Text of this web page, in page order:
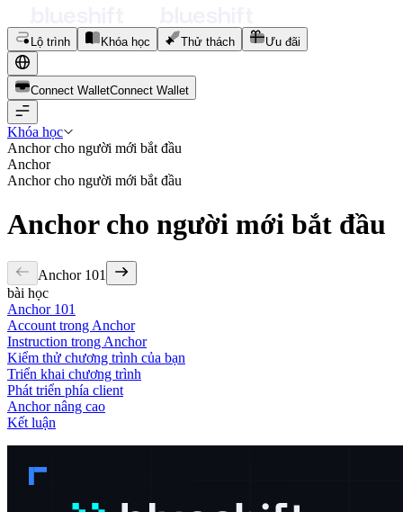
Lộ trình Khóa học Thử thách Ưu đãi
Connect WalletConnect Wal et
Khóa học
Anchor cho người mới bắt đầu
Anchor
Anchor cho người mới bắt đầu
Anchor cho người mới bắt đầu
Anchor 101
bài học
Anchor 101
Account trong Anchor
Instruction trong Anchor
Kiểm thử chương trình của bạn
Triển khai chương trình
Phát triển phía client
Anchor nâng cao
Kết luận